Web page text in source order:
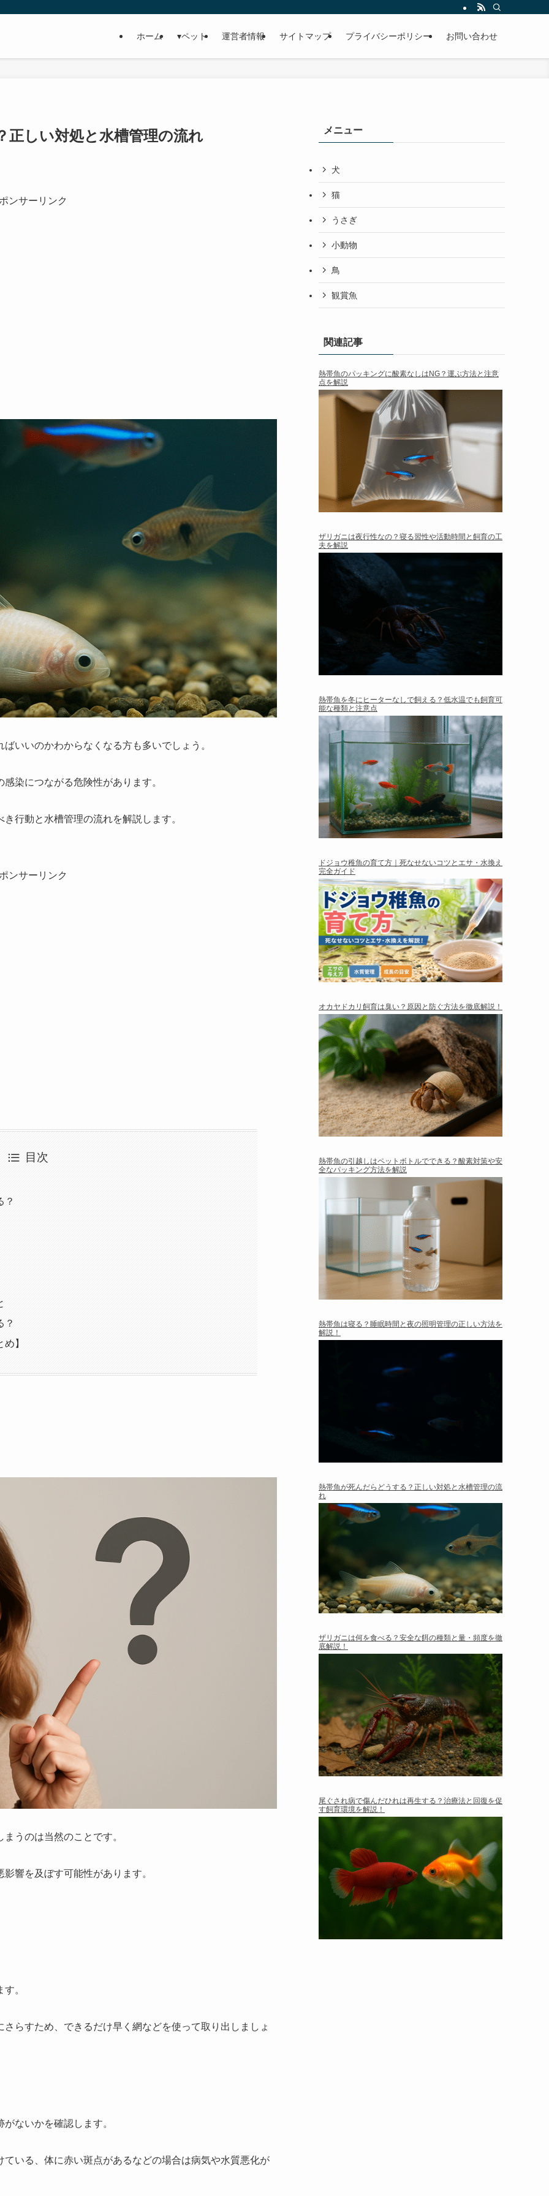
ホーム ▾ペット 運営者情報 サイトマップ プライバシーポリシー お問い合わせ
正しい対処と水槽管理の流れ
ンサーリンク
いいのかわからなくなる方も多いでしょう。
染につながる危険性があります。
行動と水槽管理の流れを解説します。
ンサーリンク
目次
？
？
】
うのは当然のことです。
響を及ぼす可能性があります。
す。
らすため、できるだけ早く網などを使って取り出しましょ
ないかを確認します。
いる、体に赤い斑点があるなどの場合は病気や水質悪化が
メニュー
犬
猫
うさぎ
小動物
鳥
観賞魚
関連記事
熱帯魚のパッキングに酸素なしはNG？運ぶ方法と注意
点を解説
ザリガニは夜行性なの？寝る習性や活動時間と飼育の工
夫を解説
熱帯魚を冬にヒーターなしで飼える？低水温でも飼育可
能な種類と注意点
ドジョウ稚魚の育て方｜死なせないコツとエサ・水換え
完全ガイド
オカヤドカリ飼育は臭い？原因と防ぐ方法を徹底解説！
熱帯魚の引越しはペットボトルでできる？酸素対策や安
全なパッキング方法を解説
熱帯魚は寝る？睡眠時間と夜の照明管理の正しい方法を
解説！
熱帯魚が死んだらどうする？正しい対処と水槽管理の流
れ
ザリガニは何を食べる？安全な餌の種類と量・頻度を徹
底解説！
尾ぐされ病で傷んだひれは再生する？治療法と回復を促
す飼育環境を解説！